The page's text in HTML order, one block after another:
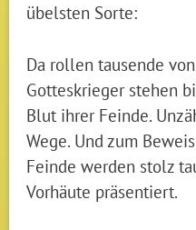
übelsten Sorte:
Da rollen tausende
Gotteskrieger stehen
Blut ihrer Feinde.
Wege. Und zum
Feinde werden stolz
Vorhäute präsentiert.